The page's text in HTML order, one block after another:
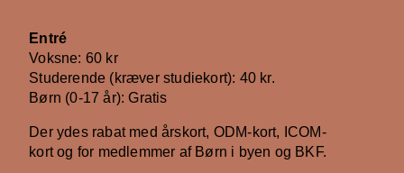
Entré
Voksne: 60 kr
Studerende (kræver studiekort): 40 kr.
Børn (0-17 år): Gratis
Der ydes rabat med årskort, ODM-kort, ICOM-
kort og for medlemmer af Børn i byen og BKF.